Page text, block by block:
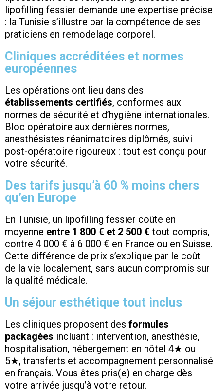
lipofilling fessier demande une expertise précise
: la Tunisie s’illustre par la compétence de ses
praticiens en remodelage corporel.
Cliniques accréditées et normes
européennes
Les opérations ont lieu dans des
établissements certifiés, conformes aux
normes de sécurité et d’hygiène internationales.
Bloc opératoire aux dernières normes,
anesthésistes réanimatoires diplômés, suivi
post-opératoire rigoureux : tout est conçu pour
votre sécurité.
Des tarifs jusqu’à 60 % moins chers
qu’en Europe
En Tunisie, un lipofilling fessier coûte en
moyenne entre 1 800 € et 2 500 € tout compris,
contre 4 000 € à 6 000 € en France ou en Suisse.
Cette différence de prix s’explique par le coût
de la vie localement, sans aucun compromis sur
la qualité médicale.
Un séjour esthétique tout inclus
Les cliniques proposent des formules
packagées incluant : intervention, anesthésie,
hospitalisation, hébergement en hôtel 4★ ou
5★, transferts et accompagnement personnalisé
en français. Vous êtes pris(e) en charge dès
votre arrivée jusqu’à votre retour.